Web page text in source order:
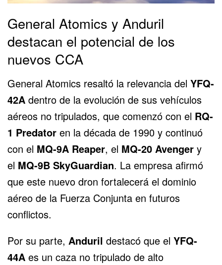
General Atomics y Anduril
destacan el potencial de los
nuevos CCA
General Atomics resaltó la relevancia del YFQ-
42A dentro de la evolución de sus vehículos
aéreos no tripulados, que comenzó con el RQ-
1 Predator en la década de 1990 y continuó
con el MQ-9A Reaper, el MQ-20 Avenger y
el MQ-9B SkyGuardian. La empresa afirmó
que este nuevo dron fortalecerá el dominio
aéreo de la Fuerza Conjunta en futuros
conflictos.
Por su parte, Anduril destacó que el YFQ-
44A es un caza no tripulado de alto